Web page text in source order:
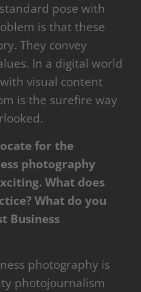
pose with
is that these
They convey
In a digital world
visual content
is the surefire way
for the
photography
What does
What do you
Business
photography is
photojournalism